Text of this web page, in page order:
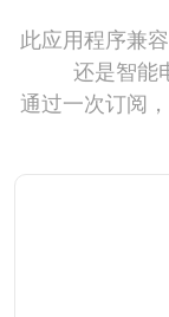
此应用程序兼
还是智能
通过一次订阅